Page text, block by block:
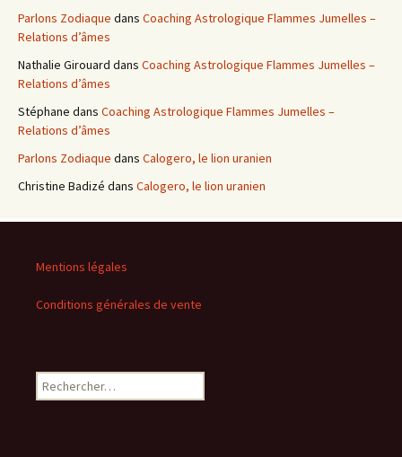
Parlons Zodiaque dans Coaching Astrologique Flammes Jumelles –
Relations d’âmes
Nathalie Girouard dans Coaching Astrologique Flammes Jumelles –
Relations d’âmes
Stéphane dans Coaching Astrologique Flammes Jumelles –
Relations d’âmes
Parlons Zodiaque dans Calogero, le lion uranien
Christine Badizé dans Calogero, le lion uranien
Mentions légales
Conditions générales de vente
Rechercher :